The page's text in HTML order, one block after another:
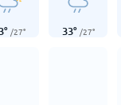
° /27° 33° /27°